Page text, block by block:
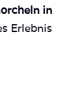
in
Erlebnis